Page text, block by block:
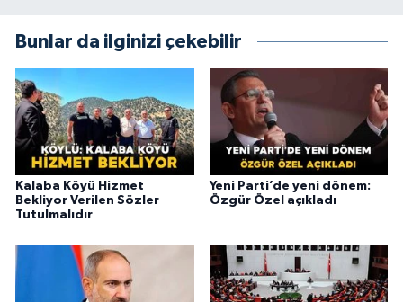
Bunlar da ilginizi çekebilir
Kalaba Köyü Hizmet
Bekliyor Verilen Sözler
Tutulmalıdır
Yeni Parti’de yeni dönem:
Özgür Özel açıkladı